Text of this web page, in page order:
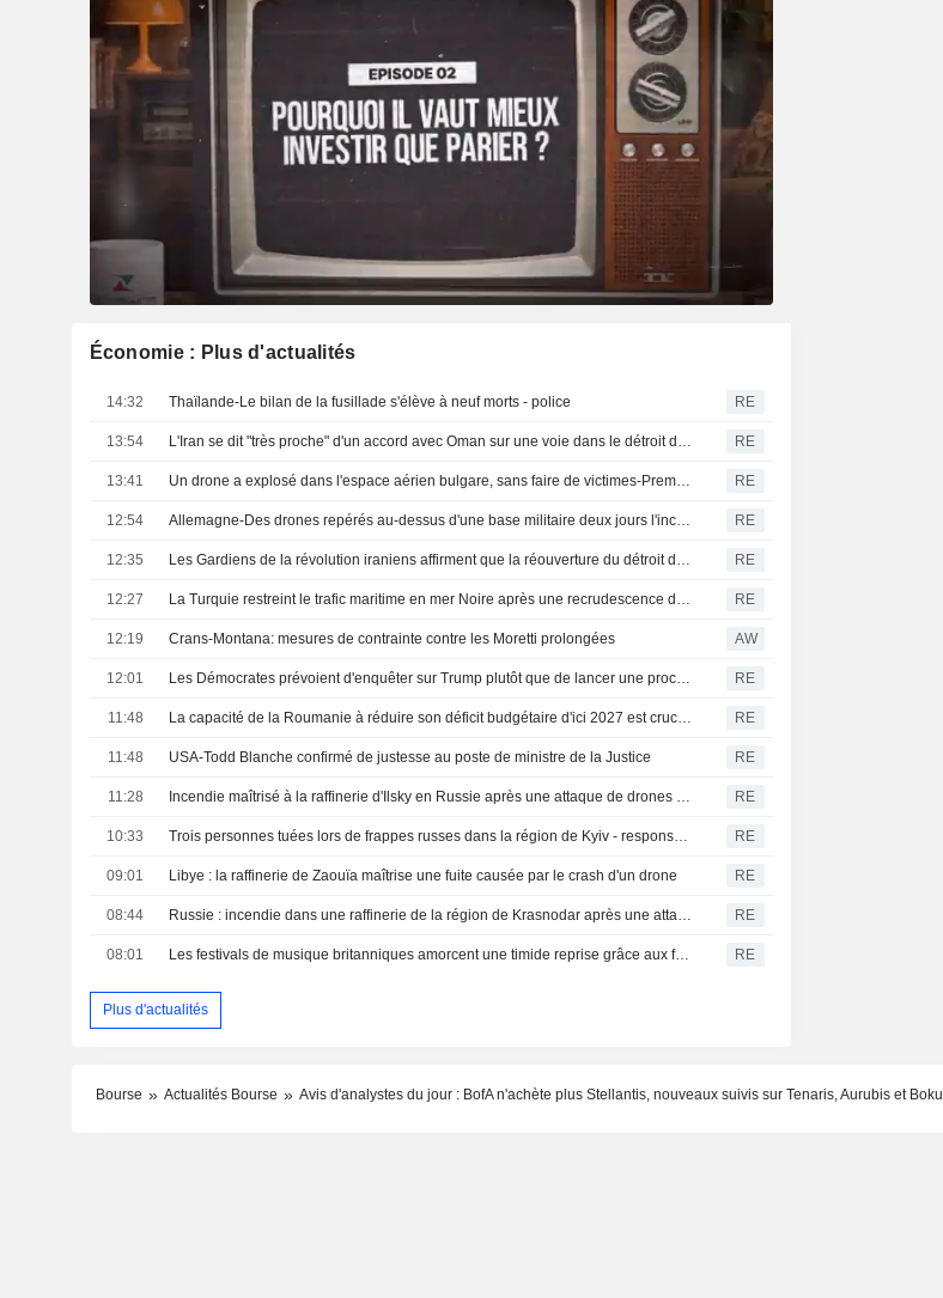
Économie : Plus d'actualités
14:32 Thaïlande-Le bilan de la fusillade s'élève à neuf morts - police RE
13:54 L'Iran se dit "très proche" d'un accord avec Oman sur une voie dans le détroit d'Ormuz RE
13:41 Un drone a explosé dans l'espace aérien bulgare, sans faire de victimes-Premier ministre RE
12:54 Allemagne-Des drones repérés au-dessus d'une base militaire deux jours l'incident de Leipzig RE
12:35 Les Gardiens de la révolution iraniens affirment que la réouverture du détroit d'Ormuz ne dépend pas des discussions avec Oman RE
12:27 La Turquie restreint le trafic maritime en mer Noire après une recrudescence des attaques, selon Bloomberg News RE
12:19 Crans-Montana: mesures de contrainte contre les Moretti prolongées AW
12:01 Les Démocrates prévoient d'enquêter sur Trump plutôt que de lancer une procédure de destitution s'ils remportent la Chambre, selon des sources RE
11:48 La capacité de la Roumanie à réduire son déficit budgétaire d'ici 2027 est cruciale pour sa notation, selon Moody's RE
11:48 USA-Todd Blanche confirmé de justesse au poste de ministre de la Justice RE
11:28 Incendie maîtrisé à la raffinerie d'Ilsky en Russie après une attaque de drones ukrainiens RE
10:33 Trois personnes tuées lors de frappes russes dans la région de Kyiv - responsable RE
09:01 Libye : la raffinerie de Zaouïa maîtrise une fuite causée par le crash d'un drone RE
08:44 Russie : incendie dans une raffinerie de la région de Krasnodar après une attaque de drones ukrainiens RE
08:01 Les festivals de musique britanniques amorcent une timide reprise grâce aux facilités de paiement et au haut de gamme RE
Plus d'actualités
Bourse Actualités Bourse Avis d'analystes du jour : BofA n'achète plus Stellantis, nouveaux suivis sur Tenaris, Aurubis et Boku